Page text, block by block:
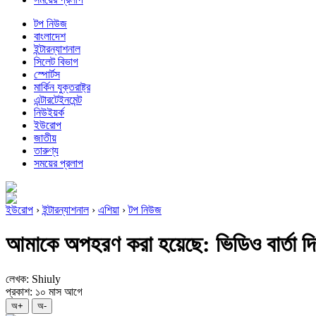
টপ নিউজ
বাংলাদেশ
ইন্টারন্যাশনাল
সিলেট বিভাগ
স্পোর্টস
মার্কিন যুক্তরাষ্ট্র
এন্টারটেইনমেন্ট
নিউইয়র্ক
ইউরোপ
জাতীয়
তারুণ্য
সময়ের প্রলাপ
ইউরোপ ›ইন্টারন্যাশনাল› এশিয়া ›টপ নিউজ
আমাকে অপহরণ করা হয়েছে: ভিডিও বার্তা
লেখক: Shiuly
প্রকাশ: ১০ মাস আগে
অ+ অ-